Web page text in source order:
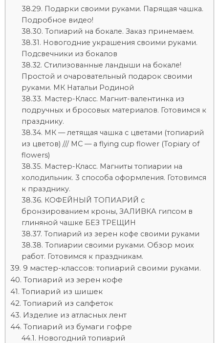
Подарки своими руками. Парящая чашка.
Подробное видео!
Топиарий на бокале. Заказ принемаем.
Новогодние украшения своими руками.
Подсвечники из бокалов
Стилизованные ландыши на бокале!
Простой и очаровательный подарок своими
руками. МК Натальи Родиной
Мастер-Класс. Магнит-валентинка из
подручных и бросовых материалов. Готовимся к
празднику.
МК — летящая чашка с цветами (топиарий
из цветов) /// MC — a flying cup flower (Topiary of
flowers)
Мастер-Класс. Магниты топиарии на
холодильник. 3 способа оформления. Готовимся
к празднику.
КОФЕЙНЫЙ ТОПИАРИЙ с
бронзированием кроны, ЗАЛИВКА гипсом в
глиняной чашке БЕЗ ТРЕЩИН
Топиарий из зерен кофе своими руками
Топиарии своими руками. Обзор моих
работ. Готовимся к праздникам.
9 мастер-классов: топиарий своими руками.
Топиарий из зерен кофе
Топиарий из шишек
Топиарий из салфеток
Изделие из атласных лент
Топиарий из бумаги гофре
Новогодний топиарий